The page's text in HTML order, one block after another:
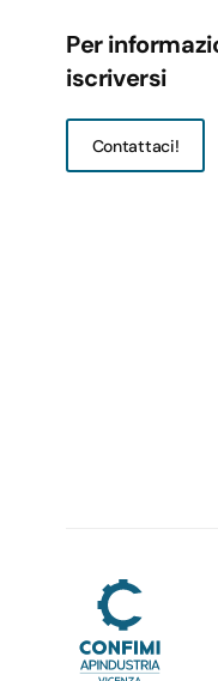
Per
iscriversi
Contattaci!